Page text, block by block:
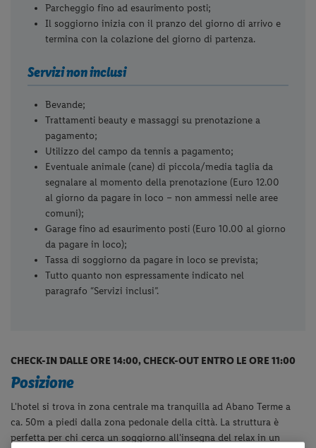
Parcheggio fino ad esaurimento posti;
Il soggiorno inizia con il pranzo del giorno di arrivo e
termina con la colazione del giorno di partenza.
Servizi non inclusi
Bevande;
Trattamenti beauty e massaggi su prenotazione a
pagamento;
Utilizzo del campo da tennis a pagamento;
Eventuale animale (cane) di piccola/media taglia da
segnalare al momento della prenotazione (Euro 12.00
al giorno da pagare in loco – non ammessi nelle aree
comuni);
Garage fino ad esaurimento posti (Euro 10.00 al giorno
da pagare in loco);
Tassa di soggiorno da pagare in loco se prevista;
Tutto quanto non espressamente indicato nel
paragrafo “Servizi inclusi”.
CHECK-IN DALLE ORE 14:00, CHECK-OUT ENTRO LE ORE 11:00
Posizione
L'hotel si trova in zona centrale ma tranquilla ad Abano Terme a
ca. 50m a piedi dalla zona pedonale della città. La struttura è
perfetta per chi cerca un soggiorno all'insegna del relax in un